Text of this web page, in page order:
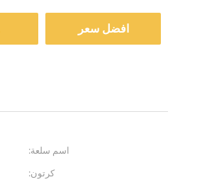
افضل سعر
اسم سلعة:
كرتون: